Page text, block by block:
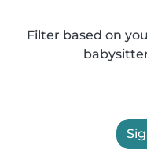
Filter based on